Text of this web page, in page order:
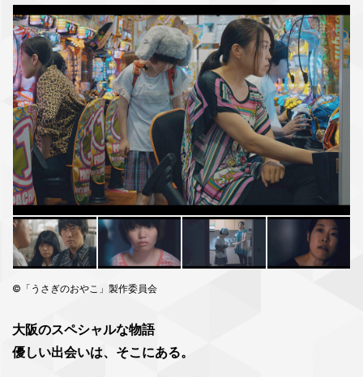
©「うさぎのおやこ」製作委員会
大阪のスペシャルな物語
優しい出会いは、そこにある。